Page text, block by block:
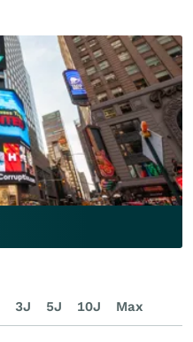
3J 5J 10J Max